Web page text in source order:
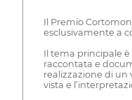
Il Premio
esclusivamente a
Il tema principale
raccontata e
realizzazione di un
vista e